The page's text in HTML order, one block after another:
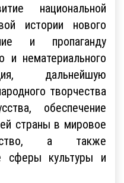
национальной
истории нового
и пропаганду
и нематериального
дальнейшую
творчества
обеспечение
страны в мировое
а также
сферы культуры и